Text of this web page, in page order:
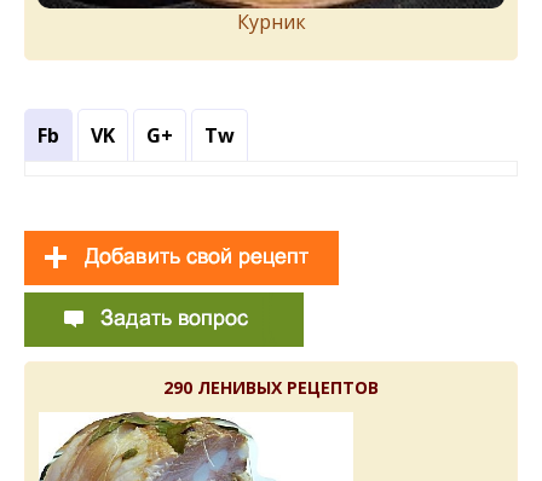
Курник
Fb VK G+ Tw
290 ЛЕНИВЫХ РЕЦЕПТОВ